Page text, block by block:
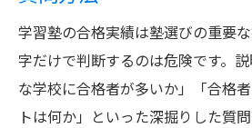
学習塾の合格実績は塾選びの重要
字だけで判断するのは危険です。
な学校に合格者が多いか」「合格
トは何か」といった深掘りした質